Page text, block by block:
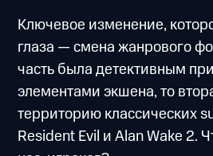
Ключевое изменение,
глаза — смена жанрового
часть была детективным
элементами экшена, то
территорию классических
Resident Evil и Alan Wake 2.